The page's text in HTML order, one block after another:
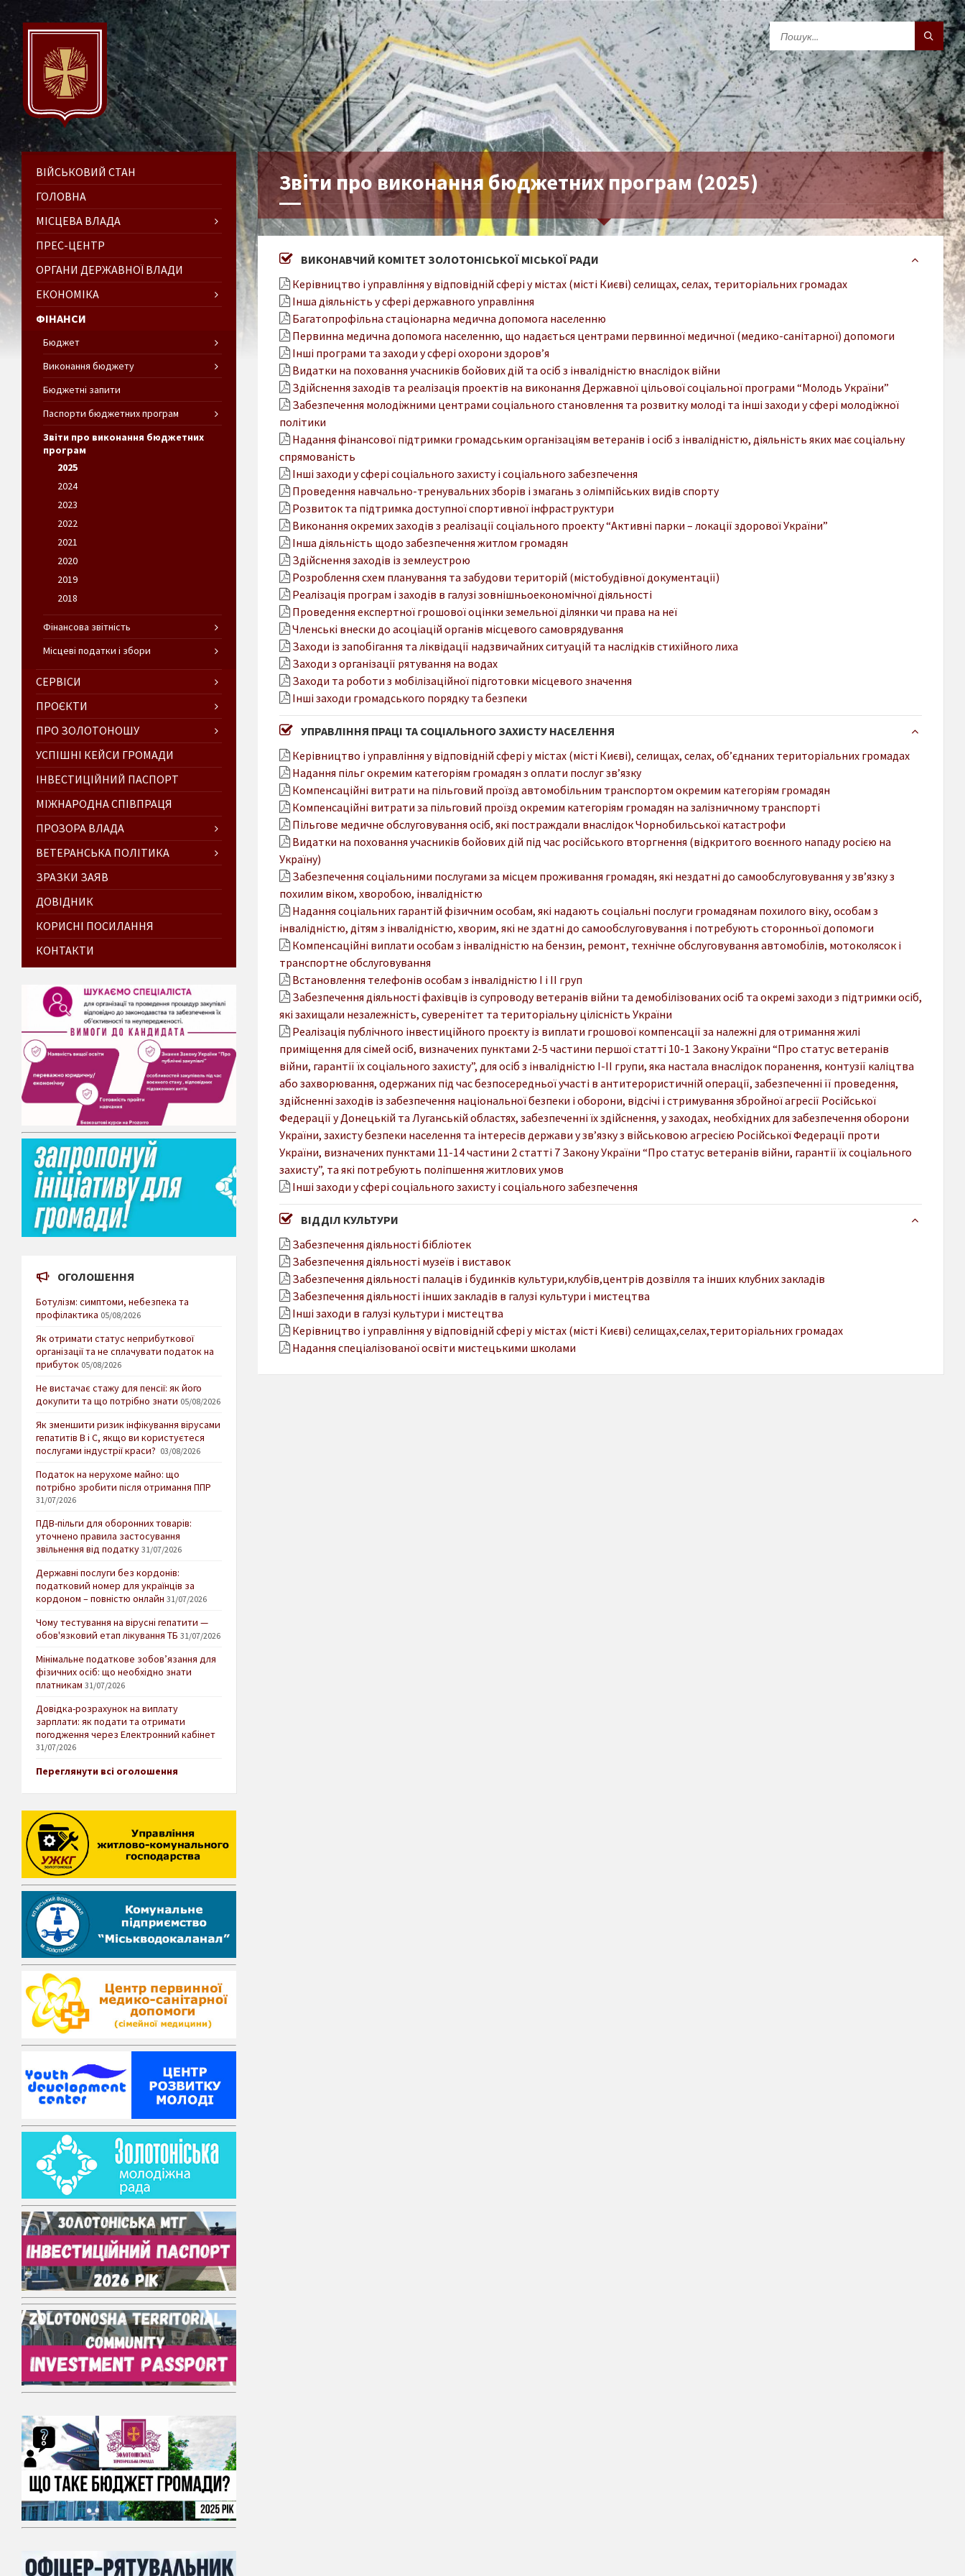
Звіти про виконання бюджетних програм (2025)
ВИКОНАВЧИЙ КОМІТЕТ ЗОЛОТОНІСЬКОЇ МІСЬКОЇ РАДИ
Керівництво і управління у відповідній сфері у містах (місті Києві) селищах, селах, територіальних громадах
Інша діяльність у сфері державного управління
Багатопрофільна стаціонарна медична допомога населенню
Первинна медична допомога населенню, що надається центрами первинної медичної (медико-санітарної) допомоги
Інші програми та заходи у сфері охорони здоров’я
Видатки на поховання учасників бойових дій та осіб з інвалідністю внаслідок війни
Здійснення заходів та реалізація проектів на виконання Державної цільової соціальної програми “Молодь України”
Забезпечення молодіжними центрами соціального становлення та розвитку молоді та інші заходи у сфері молодіжної
політики
Надання фінансової підтримки громадським організаціям ветеранів і осіб з інвалідністю, діяльність яких має соціальну
спрямованість
Інші заходи у сфері соціального захисту і соціального забезпечення
Проведення навчально-тренувальних зборів і змагань з олімпійських видів спорту
Розвиток та підтримка доступної спортивної інфраструктури
Виконання окремих заходів з реалізації соціального проекту “Активні парки – локації здорової України”
Інша діяльність щодо забезпечення житлом громадян
Здійснення заходів із землеустрою
Розроблення схем планування та забудови територій (містобудівної документації)
Реалізація програм і заходів в галузі зовнішньоекономічної діяльності
Проведення експертної грошової оцінки земельної ділянки чи права на неї
Членські внески до асоціацій органів місцевого самоврядування
Заходи із запобігання та ліквідації надзвичайних ситуацій та наслідків стихійного лиха
Заходи з організації рятування на водах
Заходи та роботи з мобілізаційної підготовки місцевого значення
Інші заходи громадського порядку та безпеки
УПРАВЛІННЯ ПРАЦІ ТА СОЦІАЛЬНОГО ЗАХИСТУ НАСЕЛЕННЯ
Керівництво і управління у відповідній сфері у містах (місті Києві), селищах, селах, об’єднаних територіальних громадах
Надання пільг окремим категоріям громадян з оплати послуг зв’язку
Компенсаційні витрати на пільговий проїзд автомобільним транспортом окремим категоріям громадян
Компенсаційні витрати за пільговий проїзд окремим категоріям громадян на залізничному транспорті
Пільгове медичне обслуговування осіб, які постраждали внаслідок Чорнобильської катастрофи
Видатки на поховання учасників бойових дій під час російського вторгнення (відкритого воєнного нападу росією на
Україну)
Забезпечення соціальними послугами за місцем проживання громадян, які нездатні до самообслуговування у зв’язку з
похилим віком, хворобою, інвалідністю
Надання соціальних гарантій фізичним особам, які надають соціальні послуги громадянам похилого віку, особам з
інвалідністю, дітям з інвалідністю, хворим, які не здатні до самообслуговування і потребують сторонньої допомоги
Компенсаційні виплати особам з інвалідністю на бензин, ремонт, технічне обслуговування автомобілів, мотоколясок і
транспортне обслуговування
Встановлення телефонів особам з інвалідністю I і II груп
Забезпечення діяльності фахівців із супроводу ветеранів війни та демобілізованих осіб та окремі заходи з підтримки осіб,
які захищали незалежність, суверенітет та територіальну цілісність України
Реалізація публічного інвестиційного проєкту із виплати грошової компенсації за належні для отримання жилі
приміщення для сімей осіб, визначених пунктами 2-5 частини першої статті 10-1 Закону України “Про статус ветеранів
війни, гарантії їх соціального захисту”, для осіб з інвалідністю I-II групи, яка настала внаслідок поранення, контузії каліцтва
або захворювання, одержаних під час безпосередньої участі в антитерористичній операції, забезпеченні її проведення,
здійсненні заходів із забезпечення національної безпеки і оборони, відсічі і стримування збройної агресії Російської
Федерації у Донецькій та Луганській областях, забезпеченні їх здійснення, у заходах, необхідних для забезпечення оборони
України, захисту безпеки населення та інтересів держави у зв’язку з військовою агресією Російської Федерації проти
України, визначених пунктами 11-14 частини 2 статті 7 Закону України “Про статус ветеранів війни, гарантії їх соціального
захисту”, та які потребують поліпшення житлових умов
Інші заходи у сфері соціального захисту і соціального забезпечення
ВІДДІЛ КУЛЬТУРИ
Забезпечення діяльності бібліотек
Забезпечення діяльності музеїв і виставок
Забезпечення діяльності палаців і будинків культури,клубів,центрів дозвілля та інших клубних закладів
Забезпечення діяльності інших закладів в галузі культури і мистецтва
Інші заходи в галузі культури і мистецтва
Керівництво і управління у відповідній сфері у містах (місті Києві) селищах,селах,територіальних громадах
Надання спеціалізованої освіти мистецькими школами
ВІЙСЬКОВИЙ СТАН
ГОЛОВНА
МІСЦЕВА ВЛАДА
ПРЕС-ЦЕНТР
ОРГАНИ ДЕРЖАВНОЇ ВЛАДИ
ЕКОНОМІКА
ФІНАНСИ
Бюджет
Виконання бюджету
Бюджетні запити
Паспорти бюджетних програм
Звіти про виконання бюджетних
програм
2025
2024
2023
2022
2021
2020
2019
2018
Фінансова звітність
Місцеві податки і збори
СЕРВІСИ
ПРОЄКТИ
ПРО ЗОЛОТОНОШУ
УСПІШНІ КЕЙСИ ГРОМАДИ
ІНВЕСТИЦІЙНИЙ ПАСПОРТ
МІЖНАРОДНА СПІВПРАЦЯ
ПРОЗОРА ВЛАДА
ВЕТЕРАНСЬКА ПОЛІТИКА
ЗРАЗКИ ЗАЯВ
ДОВІДНИК
КОРИСНІ ПОСИЛАННЯ
КОНТАКТИ
ОГОЛОШЕННЯ
Ботулізм: симптоми, небезпека та
профілактика 05/08/2026
Як отримати статус неприбуткової
організації та не сплачувати податок на
прибуток 05/08/2026
Не вистачає стажу для пенсії: як його
докупити та що потрібно знати 05/08/2026
Як зменшити ризик інфікування вірусами
гепатитів В і С, якщо ви користуєтеся
послугами індустрії краси? 03/08/2026
Податок на нерухоме майно: що
потрібно зробити після отримання ППР
31/07/2026
ПДВ-пільги для оборонних товарів:
уточнено правила застосування
звільнення від податку 31/07/2026
Державні послуги без кордонів:
податковий номер для українців за
кордоном – повністю онлайн 31/07/2026
Чому тестування на вірусні гепатити —
обов'язковий етап лікування ТБ 31/07/2026
Мінімальне податкове зобов’язання для
фізичних осіб: що необхідно знати
платникам 31/07/2026
Довідка-розрахунок на виплату
зарплати: як подати та отримати
погодження через Електронний кабінет
31/07/2026
Переглянути всі оголошення